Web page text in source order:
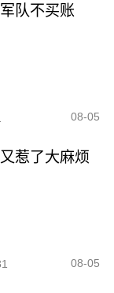
队不买账
08-05
惹了大麻烦
08-05